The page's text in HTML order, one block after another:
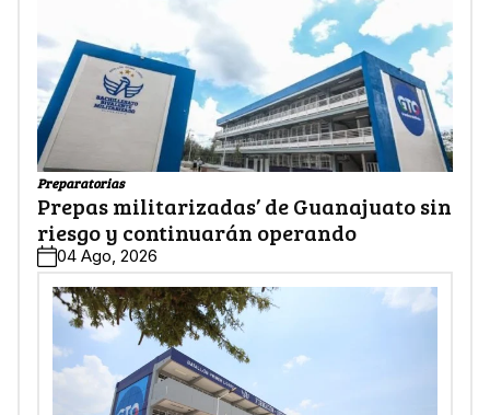
Preparatorias
Prepas militarizadas’ de Guanajuato sin
riesgo y continuarán operando
04 Ago, 2026